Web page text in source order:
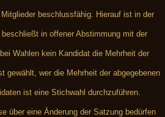
beschlussfähig. Hierauf ist in der
in offener Abstimmung mit der
Wahlen kein Kandidat die Mehrheit der
gewählt, wer die Mehrheit der abgegebenen
ist eine Stichwahl durchzuführen.
über eine Änderung der Satzung bedürfen